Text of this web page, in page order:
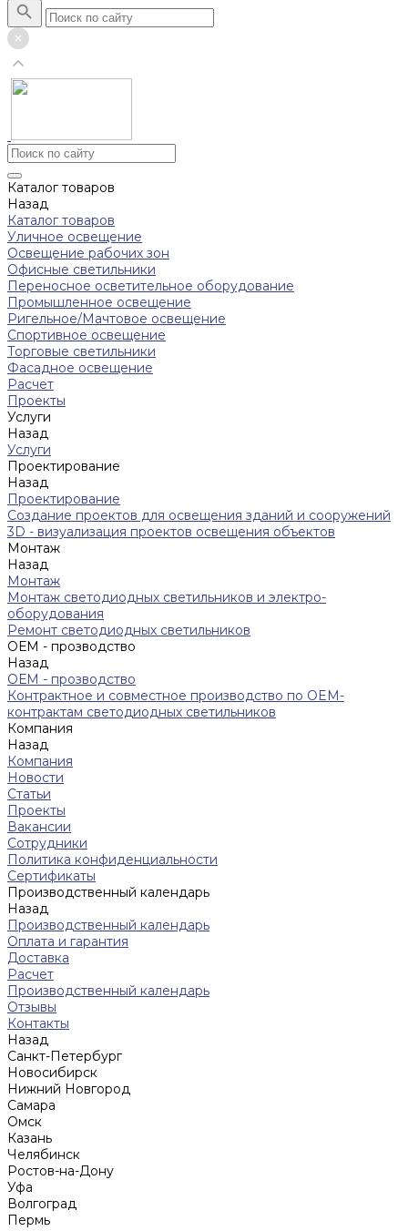
Каталог товаров
Назад
Каталог товаров
Уличное освещение
Освещение рабочих зон
Офисные светильники
Переносное осветительное оборудование
Промышленное освещение
Ригельное/Мачтовое освещение
Спортивное освещение
Торговые светильники
Фасадное освещение
Расчет
Проекты
Услуги
Назад
Услуги
Проектирование
Назад
Проектирование
Создание проектов для освещения зданий и сооружений
3D - визуализация проектов освещения объектов
Монтаж
Назад
Монтаж
Монтаж светодиодных светильников и электро-
оборудования
Ремонт светодиодных светильников
ОЕМ - прозводство
Назад
ОЕМ - прозводство
Контрактное и совместное производство по OEM-
контрактам светодиодных светильников
Компания
Назад
Компания
Новости
Статьи
Проекты
Вакансии
Сотрудники
Политика конфиденциальности
Сертификаты
Производственный календарь
Назад
Производственный календарь
Оплата и гарантия
Доставка
Расчет
Производственный календарь
Отзывы
Контакты
Назад
Санкт-Петербург
Новосибирск
Нижний Новгород
Cамара
Омск
Казань
Челябинск
Ростов-на-Дону
Уфа
Волгоград
Пермь